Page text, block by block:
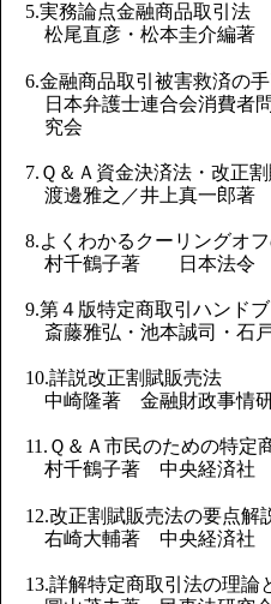
5.実務論点金融商品取引法
松尾直彦・松本圭介編著
6.金融商品取引被害救済の
日本弁護士連合会消費
究会
7.Ｑ＆Ａ資金決済法・改正
渡邊雅之／井上真一郎著
8.よくわかるクーリングオ
村千鶴子著 日本法令
9.第４版特定商取引ハンド
斎藤雅弘・池本誠司・石
10.詳説改正割賦販売法
中崎隆著 金融財政事情
11.Ｑ＆Ａ市民のための特定
村千鶴子著 中央経済社
12.改正割賦販売法の要点解
右崎大輔著 中央経済社
13.詳解特定商取引法の理論